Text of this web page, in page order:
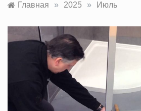
Главная » 2025 » Июль